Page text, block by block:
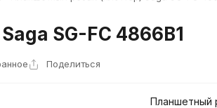
SG-FC 4866B1
Поделиться
Планшетный